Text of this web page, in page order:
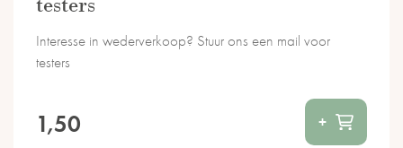
1,50 +
Interesse in wederverkoop? Stuur ons een mail voor
testers